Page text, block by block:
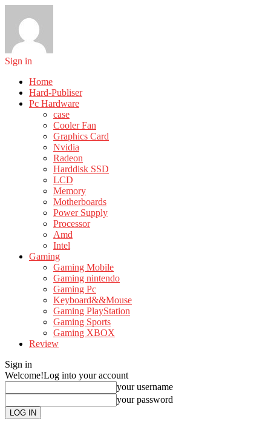
Sign in
Home
Hard-Publiser
Pc Hardware
case
Cooler Fan
Graphics Card
Nvidia
Radeon
Harddisk SSD
LCD
Memory
Motherboards
Power Supply
Processor
Amd
Intel
Gaming
Gaming Mobile
Gaming nintendo
Gaming Pc
Keyboard&&Mouse
Gaming PlayStation
Gaming Sports
Gaming XBOX
Review
Sign in
Welcome!Log into your account
your username
your password